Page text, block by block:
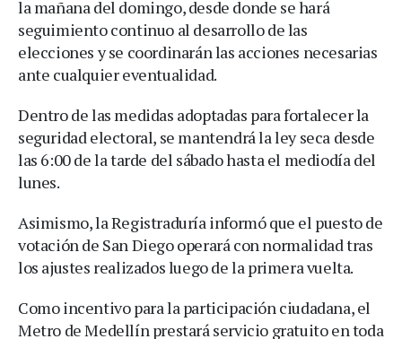
la mañana del domingo, desde donde se hará
seguimiento continuo al desarrollo de las
elecciones y se coordinarán las acciones necesarias
ante cualquier eventualidad.
Dentro de las medidas adoptadas para fortalecer la
seguridad electoral, se mantendrá la ley seca desde
las 6:00 de la tarde del sábado hasta el mediodía del
lunes.
Asimismo, la Registraduría informó que el puesto de
votación de San Diego operará con normalidad tras
los ajustes realizados luego de la primera vuelta.
Como incentivo para la participación ciudadana, el
Metro de Medellín prestará servicio gratuito en toda